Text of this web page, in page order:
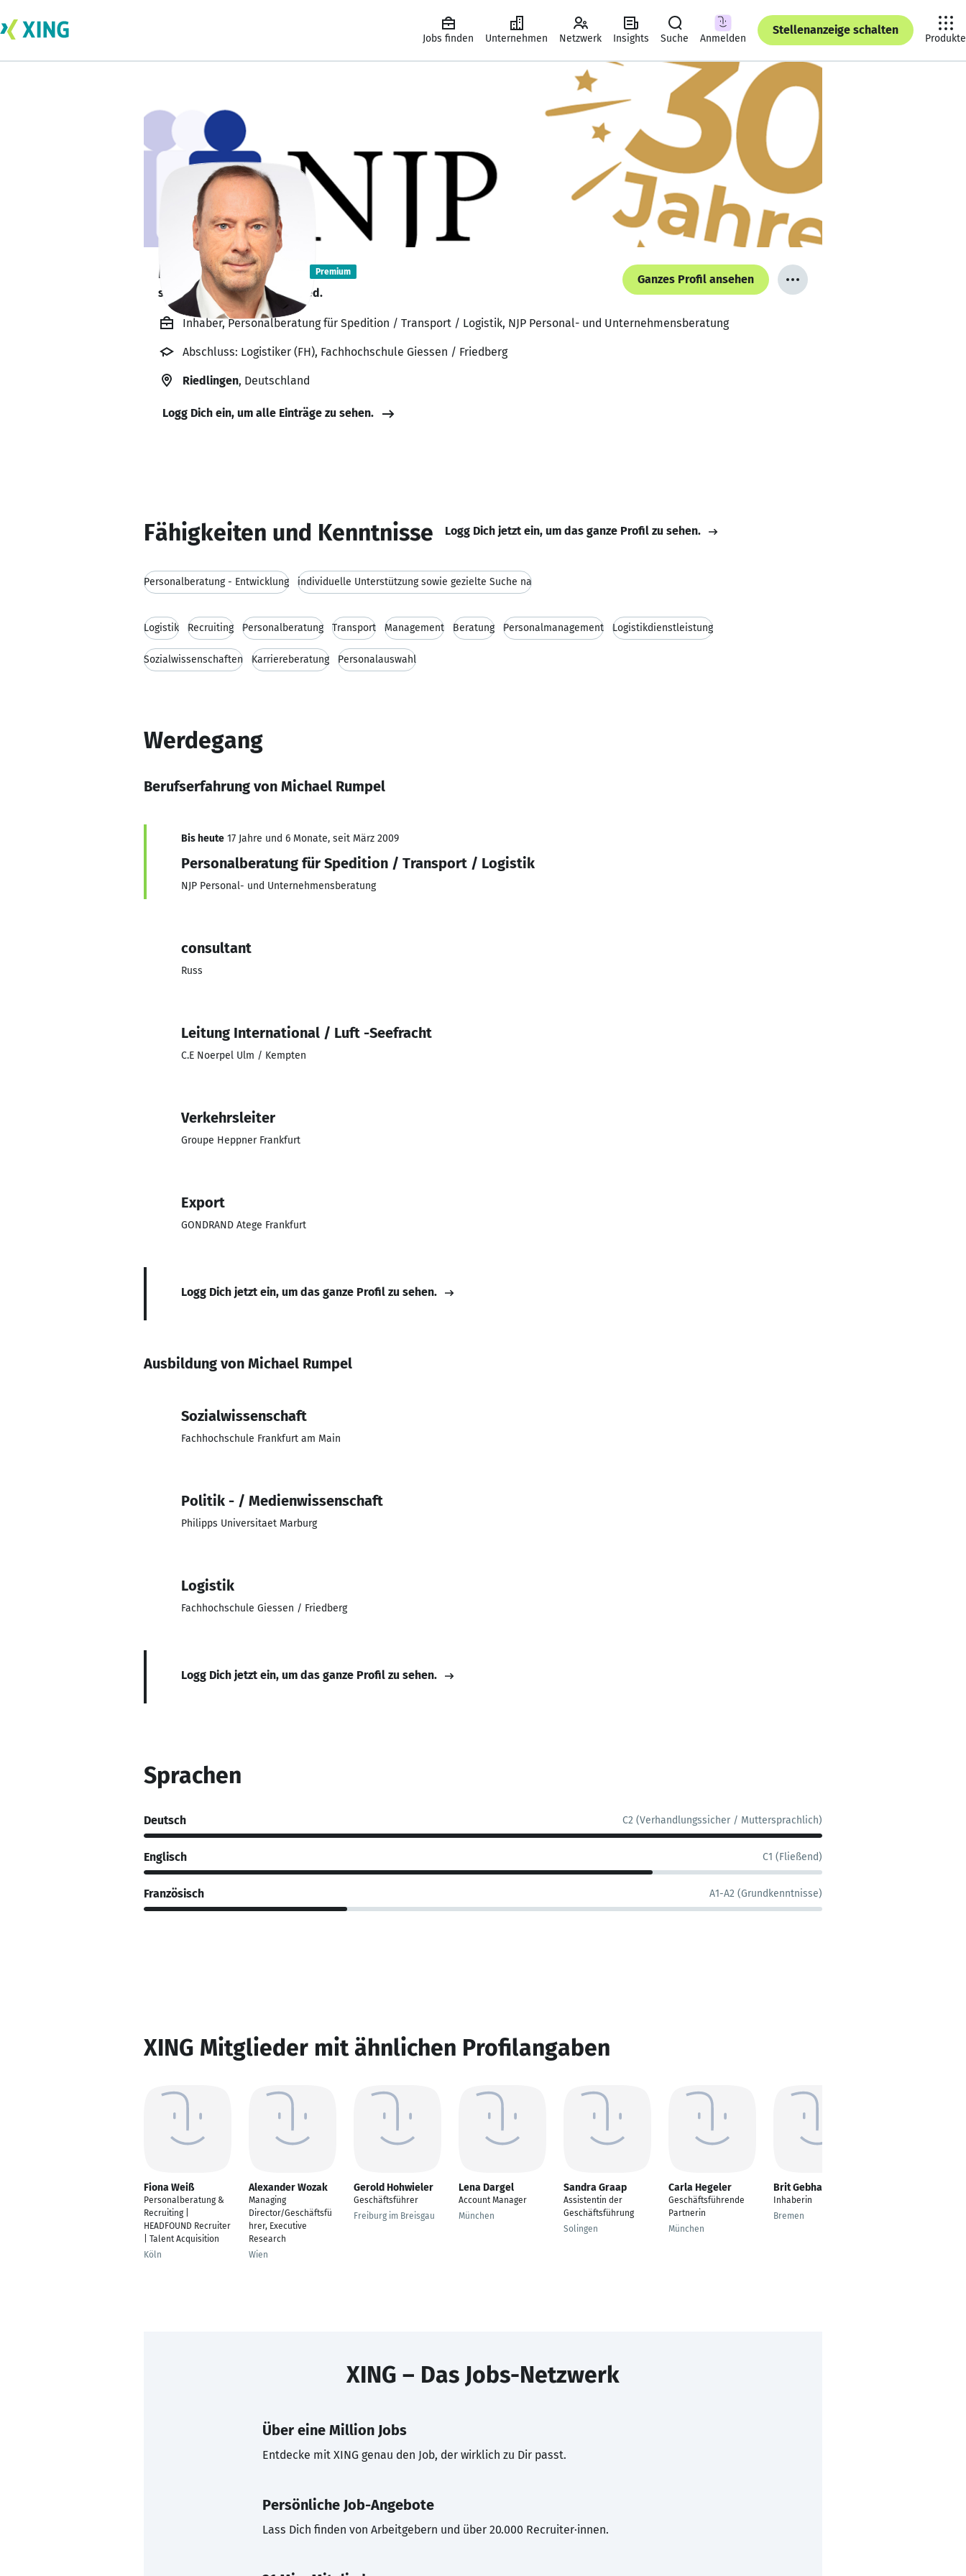
Jobs finden Unternehmen Netzwerk Insights Suche Anmelden
Stellenanzeige schalten
Produkte
Michael Rumpel Premium
sucht ein neues Team-Mitglied.
Ganzes Profil ansehen
Inhaber, Personalberatung für Spedition / Transport / Logistik, NJP Personal- und Unternehmensberatung
Abschluss: Logistiker (FH), Fachhochschule Giessen / Friedberg
Riedlingen, Deutschland
Logg Dich ein, um alle Einträge zu sehen.
Fähigkeiten und Kenntnisse Logg Dich jetzt ein, um das ganze Profil zu sehen.
Personalberatung - Entwicklung individuelle Unterstützung sowie gezielte Suche na
Logistik Recruiting Personalberatung Transport Management Beratung Personalmanagement Logistikdienstleistung
Sozialwissenschaften Karriereberatung Personalauswahl
Werdegang
Berufserfahrung von Michael Rumpel
Bis heute 17 Jahre und 6 Monate, seit März 2009
Personalberatung für Spedition / Transport / Logistik
NJP Personal- und Unternehmensberatung
consultant
Russ
Leitung International / Luft -Seefracht
C.E Noerpel Ulm / Kempten
Verkehrsleiter
Groupe Heppner Frankfurt
Export
GONDRAND Atege Frankfurt
Logg Dich jetzt ein, um das ganze Profil zu sehen.
Ausbildung von Michael Rumpel
Sozialwissenschaft
Fachhochschule Frankfurt am Main
Politik - / Medienwissenschaft
Philipps Universitaet Marburg
Logistik
Fachhochschule Giessen / Friedberg
Logg Dich jetzt ein, um das ganze Profil zu sehen.
Sprachen
Deutsch C2 (Verhandlungssicher / Muttersprachlich)
Englisch C1 (Fließend)
Französisch A1-A2 (Grundkenntnisse)
XING Mitglieder mit ähnlichen Profilangaben
Fiona Weiß
Personalberatung &
Recruiting |
HEADFOUND Recruiter
| Talent Acquisition
Köln
Alexander Wozak
Managing
Director/Geschäftsfü
hrer, Executive
Research
Wien
Gerold Hohwieler
Geschäftsführer
Freiburg im Breisgau
Lena Dargel
Account Manager
München
Sandra Graap
Assistentin der
Geschäftsführung
Solingen
Carla Hegeler
Geschäftsführende
Partnerin
München
Brit Gebhardt
Inhaberin
Bremen
XING – Das Jobs-Netzwerk
Über eine Million Jobs
Entdecke mit XING genau den Job, der wirklich zu Dir passt.
Persönliche Job-Angebote
Lass Dich finden von Arbeitgebern und über 20.000 Recruiter·innen.